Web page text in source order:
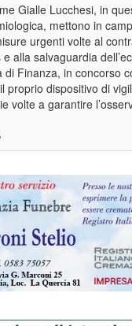
Gialle Lucchesi, in
mettono in
urgenti volte al
alla salvaguardia
di Finanza, in concorso
proprio dispositivo di
volte a garantire